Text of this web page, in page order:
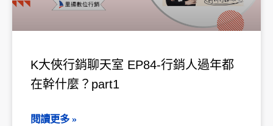
K大俠行銷聊天室 EP84-行銷人過年都
在幹什麼？part1
閱讀更多 »